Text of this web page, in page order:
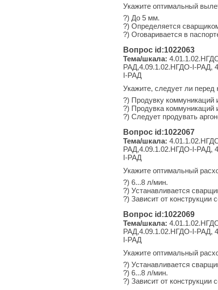
Укажите оптимальный
?) До 5 мм.
?) Определяется
?) Оговаривается в
Вопрос id:1022063
Тема/шкала:
РАД,4.09.1.02.НГДО-I-РАД,
I-РАД
Укажите, следует ли перед
?) Продувку коммуникаций
?) Продувка коммуникаций
?) Следует продувать
Вопрос id:1022067
Тема/шкала:
РАД,4.09.1.02.НГДО-I-РАД,
I-РАД
Укажите оптимальный
?) 6...8 л/мин.
?) Устанавливается
?) Зависит от конструкции
Вопрос id:1022069
Тема/шкала:
РАД,4.09.1.02.НГДО-I-РАД,
I-РАД
Укажите оптимальный
?) Устанавливается
?) 6...8 л/мин.
?) Зависит от конструкции